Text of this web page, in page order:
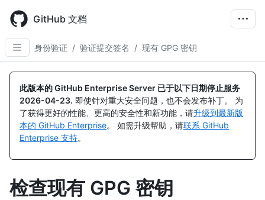
main
content
GitHub 文档
身份验证 / 验证提交签名 / 现有 GPG 密钥
此版本的 GitHub Enterprise Server 已于以下日期停止服务
2026-04-23. 即使针对重大安全问题，也不会发布补丁。 为
了获得更好的性能、更高的安全性和新功能，请升级到最新版
本的 GitHub Enterprise。 如需升级帮助，请联系 GitHub
Enterprise 支持。
检查现有 GPG 密钥